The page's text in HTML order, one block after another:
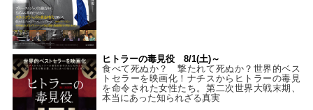
ヒトラーの毒見役 8/1(土)～
食べて死ぬか？ 撃たれて死ぬか？世界的ベス
トセラーを映画化！ナチスからヒトラーの毒見
を命令された女性たち。第二次世界大戦末期、
本当にあった知られざる真実